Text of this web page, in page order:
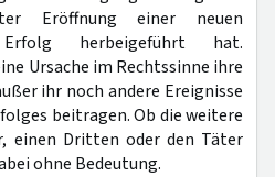
Eröffnung einer neuen
herbeigeführt hat.
Ursache im Rechtssinne ihre
ihr noch andere Ereignisse
beitragen. Ob die weitere
einen Dritten oder den Täter
ohne Bedeutung.